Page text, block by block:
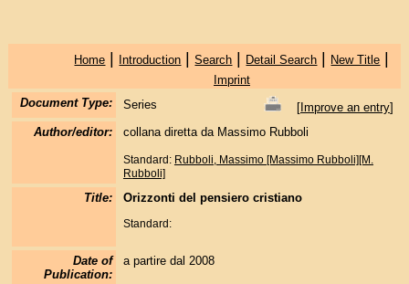
Home | Introduction |Search | Detail Search | New Title |
Imprint
Document Type:
Series [Improve an entry]
Author/editor:
collana diretta da Massimo Rubboli
Standard: Rubboli, Massimo [Massimo Rubboli][M.
Rubboli]
Title: Orizzonti del pensiero cristiano
Standard:
Date of
Publication:
a partire dal 2008